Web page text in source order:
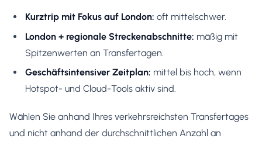
Kurztrip mit Fokus auf London: oft mittelschwer.
London + regionale Streckenabschnitte: mäßig mit
Spitzenwerten an Transfertagen.
Geschäftsintensiver Zeitplan: mittel bis hoch, wenn
Hotspot- und Cloud-Tools aktiv sind.
Wählen Sie anhand Ihres verkehrsreichsten Transfertages
und nicht anhand der durchschnittlichen Anzahl an